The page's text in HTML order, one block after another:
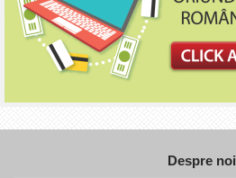
Despre noi